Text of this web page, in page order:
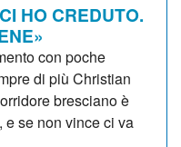
HO CREDUTO.
con poche
di più Christian
bresciano è
e se non vince ci va